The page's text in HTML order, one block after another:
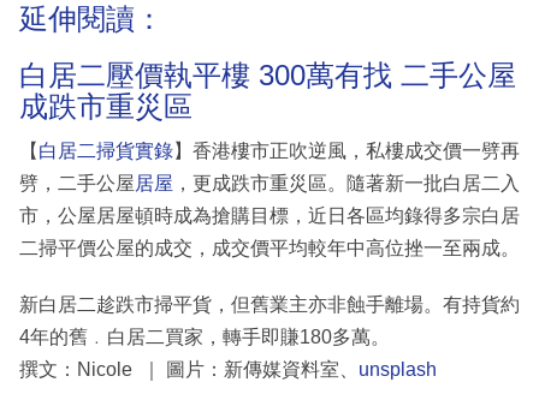
延伸閱讀：
白居二壓價執平樓 300萬有找 二手公屋
成跌市重災區
【 白居二掃貨實錄】香港樓市正吹逆風，私樓成交價一劈再
劈，二手公屋居屋 ，更成跌市重災區。隨著新一批白居二入
市，公屋居屋頓時成為搶購目標，近日各區均錄得多宗白居
二掃平價公屋的成交，成交價平均較年中高位挫一至兩成。
新白居二趁跌市掃平貨，但舊業主亦非蝕手離場。有持貨約
4年的舊﹒白居二買家，轉手即賺180多萬。
撰文：Nicole ｜ 圖片：新傳媒資料室、 unsplash